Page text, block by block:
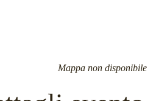
Mappa non disponibile